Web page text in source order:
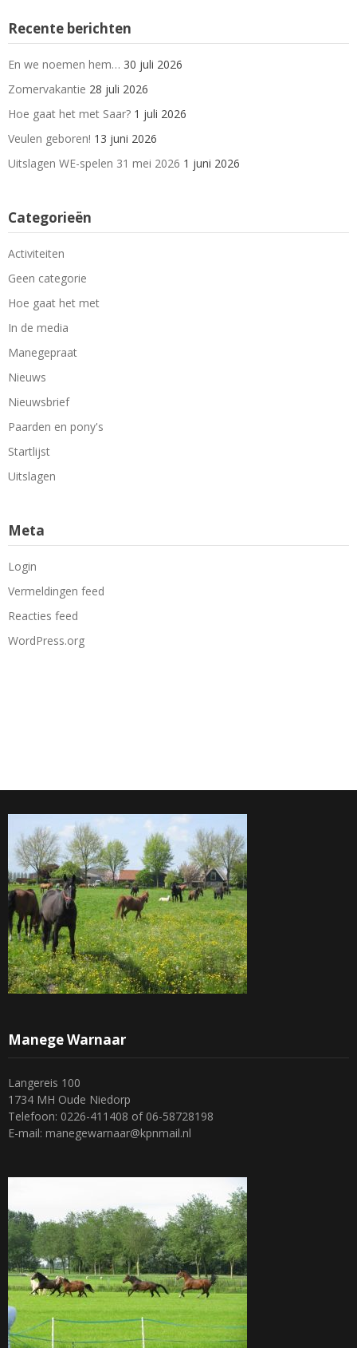
Recente berichten
En we noemen hem… 30 juli 2026
Zomervakantie 28 juli 2026
Hoe gaat het met Saar? 1 juli 2026
Veulen geboren! 13 juni 2026
Uitslagen WE-spelen 31 mei 2026 1 juni 2026
Categorieën
Activiteiten
Geen categorie
Hoe gaat het met
In de media
Manegepraat
Nieuws
Nieuwsbrief
Paarden en pony's
Startlijst
Uitslagen
Meta
Login
Vermeldingen feed
Reacties feed
WordPress.org
Manege Warnaar
Langereis 100
1734 MH Oude Niedorp
Telefoon: 0226-411408 of 06-58728198
E-mail: manegewarnaar@kpnmail.nl